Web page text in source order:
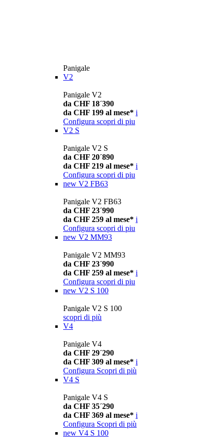
Panigale
V2
Panigale V2
da CHF 18´390
da CHF 199 al mese* i
Configura scopri di piu
V2 S
Panigale V2 S
da CHF 20´890
da CHF 219 al mese* i
Configura scopri di piu
new V2 FB63
Panigale V2 FB63
da CHF 23´990
da CHF 259 al mese* i
Configura scopri di piu
new V2 MM93
Panigale V2 MM93
da CHF 23´990
da CHF 259 al mese* i
Configura scopri di piu
new V2 S 100
Panigale V2 S 100
scopri di più
V4
Panigale V4
da CHF 29´290
da CHF 309 al mese* i
Configura Scopri di più
V4 S
Panigale V4 S
da CHF 35´290
da CHF 369 al mese* i
Configura Scopri di più
new V4 S 100